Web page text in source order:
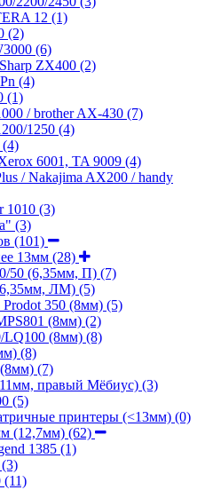
12 (1)
(2)
(6)
ZX400 (2)
(4)
(1)
/ brother AX-430 (7)
1250 (4)
(4)
6001, TA 9009 (4)
/ Nakajima AX200 / handy
1010 (3)
(3)
(101)
13мм (28)
50 (6,35мм, П) (7)
ЛМ) (5)
350 (8мм) (5)
(8мм) (2)
LQ100 (8мм) (8)
(8)
(7)
правый Мёбиус) (3)
(5)
принтеры (<13мм) (0)
(12,7мм) (62)
1385 (1)
(3)
(11)